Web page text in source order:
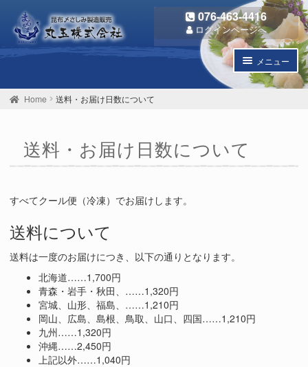
ビ
ゲ
ー
ン
プ
ン
テ
ン
ス
076-463-4416
ログインページへ
メニュー
商品一覧
子
開
ー
個人情報保護方針
ご利用ガイド
Home 送料・お届け日数について
送料・お届け日数について
すべてクール便（冷凍）でお届けします。
送料について
送料は一度のお届けにつき、以下の通りとなります。
北海道……1,700円
青森・岩手・秋田、……1,320円
宮城、山形、福島、……1,210円
岡山、広島、島根、鳥取、山口、四国……1,210円
九州……1,320円
沖縄……2,450円
上記以外……1,040円